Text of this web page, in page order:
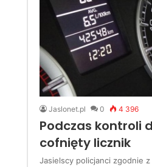
Jaslonet.pl 0 4 396
Podczas kontroli
cofnięty licznik
Jasielscy policjanci zgodnie